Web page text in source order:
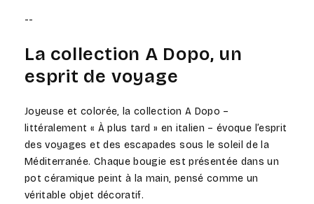
--
La collection A Dopo, un
esprit de voyage
Joyeuse et colorée, la collection A Dopo –
littéralement « À plus tard » en italien – évoque l’esprit
des voyages et des escapades sous le soleil de la
Méditerranée. Chaque bougie est présentée dans un
pot céramique peint à la main, pensé comme un
véritable objet décoratif.